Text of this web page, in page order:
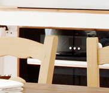
하세요!